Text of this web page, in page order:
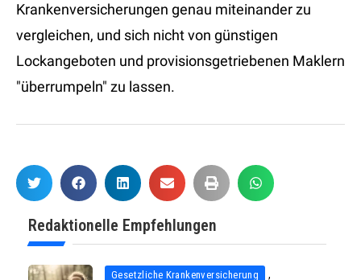
Krankenversicherungen genau miteinander zu
vergleichen, und sich nicht von günstigen
Lockangeboten und provisionsgetriebenen Maklern
"überrumpeln" zu lassen.
Redaktionelle Empfehlungen
Gesetzliche Krankenversicherung ,